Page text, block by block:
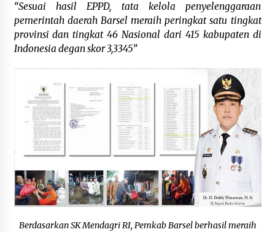
Pelayanan Terbaik untuk Warga
Agustus 3, 2026
Kobarkan Semangat Kebangsaan, Bupati
Agustus 3, 2026
Sambut HUT ke-81 RI, Bupati Barito Utara
Terbitkan Edaran Pemasangan Atribut Merah
Agustus 3, 2026
“Sesuai hasil EPPD, tata kelola penyelenggaraan
pemerintah daerah Barsel meraih peringkat satu tingkat
provinsi dan tingkat 46 Nasional dari 415 kabupaten di
Indonesia degan skor 3,3345”
Berdasarkan SK Mendagri RI, Pemkab Barsel berhasil meraih